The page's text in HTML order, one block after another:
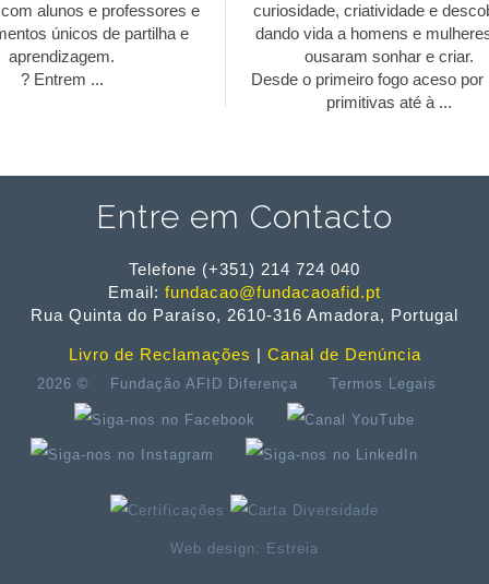
alunos e professores e
únicos de partilha e
aprendizagem.
? Entrem ...
curiosidade, criatividade e
dando vida a homens e
ousaram sonhar e criar.
Desde o primeiro fogo aceso por
primitivas até à ...
Entre em Contacto
Telefone (+351) 214 724 040
Email: fundacao@fundacaoafid.pt
Rua Quinta do Paraíso, 2610-316 Amadora, Portugal
Livro de Reclamações | Canal de Denúncia
2026 © Fundação AFID Diferença Termos Legais
Web design: Estreia